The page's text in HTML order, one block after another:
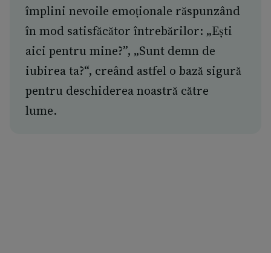
împlini nevoile emoționale răspunzând
în mod satisfăcător întrebărilor: „Ești
aici pentru mine?”, „Sunt demn de
iubirea ta?“, creând astfel o bază sigură
pentru deschiderea noastră către
lume.